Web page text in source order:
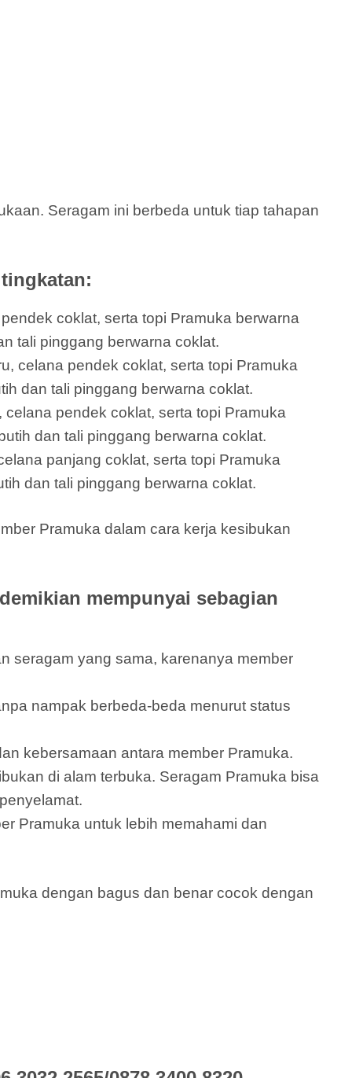
Seragam ini berbeda untuk tiap tahapan
coklat, serta topi Pramuka berwarna
tali pinggang berwarna coklat.
celana pendek coklat, serta topi Pramuka
dan tali pinggang berwarna coklat.
pendek coklat, serta topi Pramuka
dan tali pinggang berwarna coklat.
panjang coklat, serta topi Pramuka
dan tali pinggang berwarna coklat.
Pramuka dalam cara kerja kesibukan
mempunyai sebagian
seragam yang sama, karenanya member
nampak berbeda-beda menurut status
kebersamaan antara member Pramuka.
di alam terbuka. Seragam Pramuka bisa
Pramuka untuk lebih memahami dan
dengan bagus dan benar cocok dengan